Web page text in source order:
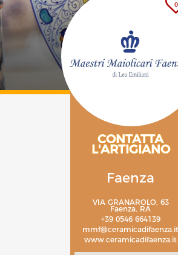
0
CONTATTA
L'ARTIGIANO
Faenza
VIA GRANAROLO, 63
Faenza, RA
+39 0546 664139
mmf@ceramicadifaenza.it
www.ceramicadifaenza.it